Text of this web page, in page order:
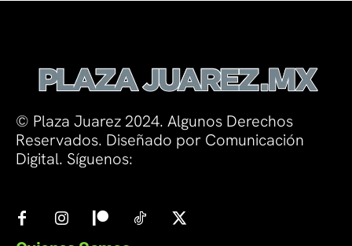
© Plaza Juarez 2024. Algunos Derechos
Reservados. Diseñado por Comunicación
Digital. Síguenos: